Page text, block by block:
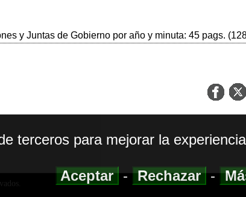
y Juntas de Gobierno por año y minuta: 45 pags.
terceros para mejorar la
Aceptar-Rechazar-